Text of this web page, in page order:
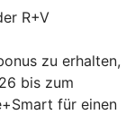
R+V
zu erhalten,
bis zum
für einen